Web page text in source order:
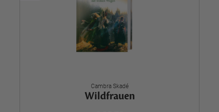
Cambra Skadé
Wildfrauen